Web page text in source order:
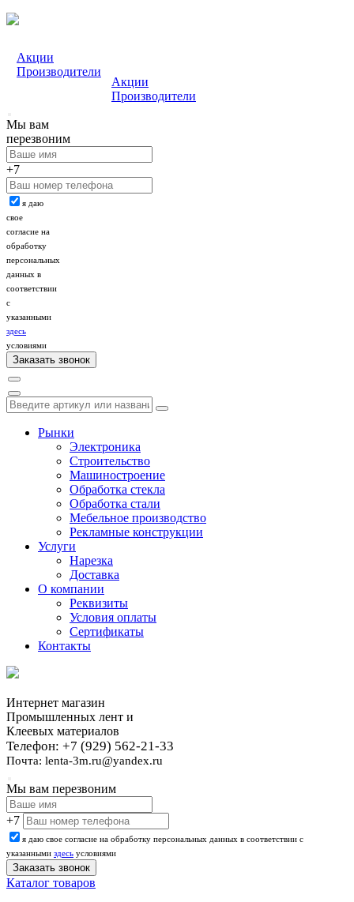
Акции
Производители
Акции
Производители
Мы вам
перезвоним
+7
я даю
свое
согласие на
обработку
персональных
данных в
соответствии
с
указанными
здесь
условиями
Рынки
Электроника
Строительство
Машиностроение
Обработка стекла
Обработка стали
Мебельное производство
Рекламные конструкции
Услуги
Нарезка
Доставка
О компании
Реквизиты
Условия оплаты
Сертификаты
Контакты
Интернет магазин
Промышленных лент и
Клеевых материалов
Телефон: +7 (929) 562-21-33
Почта: lenta-3m.ru@yandex.ru
Мы вам перезвоним
+7
я даю свое согласие на обработку персональных данных в соответствии с
указанными здесь условиями
Каталог товаров